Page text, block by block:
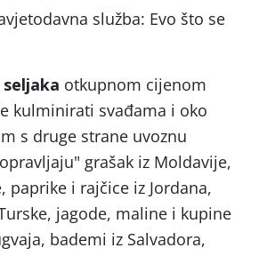
otkupnom cijenom
kulminirati svađama i oko
s druge strane uvoznu
grašak iz Moldavije,
paprike i rajčice iz Jordana,
jagode, maline i kupine
bademi iz Salvadora,